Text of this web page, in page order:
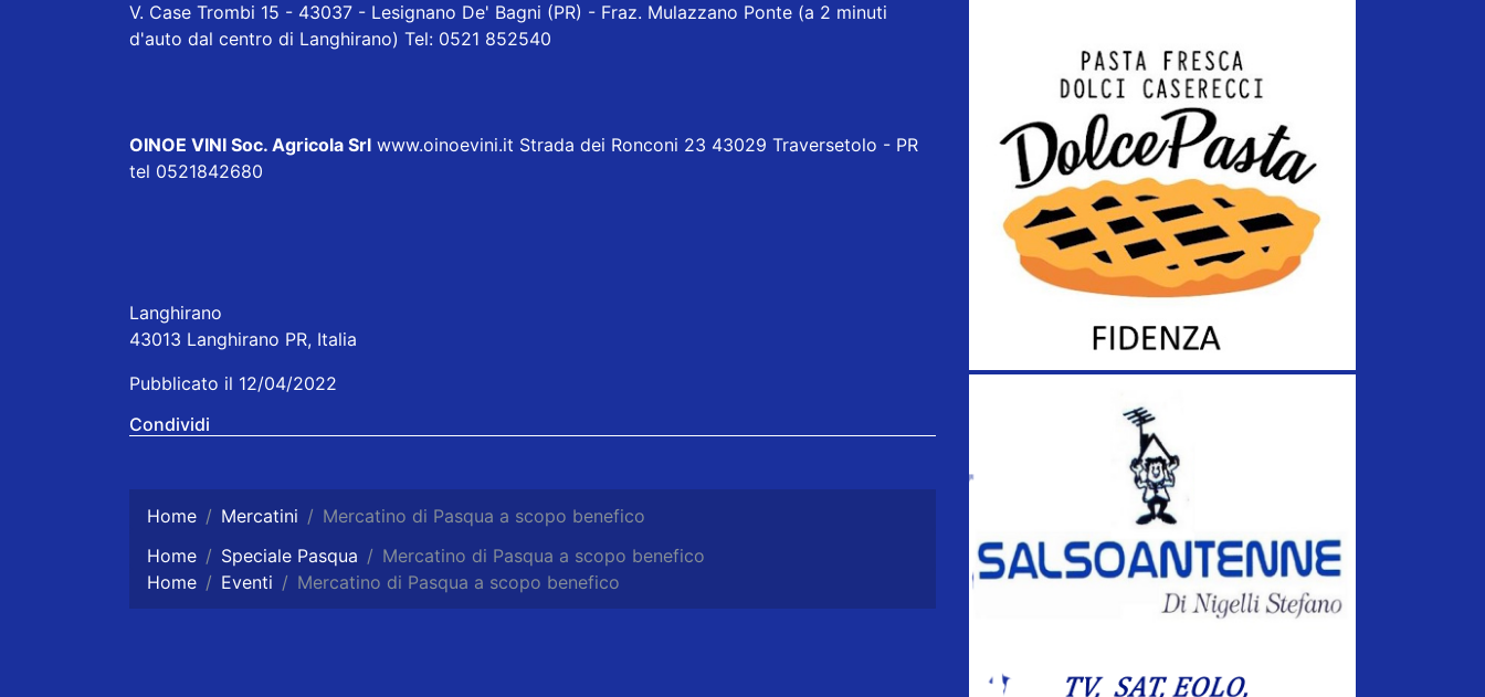
V. Case Trombi 15 - 43037 - Lesignano De' Bagni (PR) - Fraz. Mulazzano Ponte (a 2 minuti
d'auto dal centro di Langhirano) Tel: 0521 852540
OINOE VINI Soc. Agricola Srl www.oinoevini.it Strada dei Ronconi 23 43029 Traversetolo - PR
tel 0521842680
Langhirano
43013 Langhirano PR, Italia
Pubblicato il 12/04/2022
Condividi
Home Mercatini
Mercatino di Pasqua a scopo benefico
Home
Speciale Pasqua
Mercatino di Pasqua a scopo benefico
Home
Eventi Mercatino di Pasqua a scopo benefico